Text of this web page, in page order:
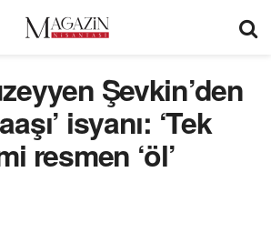
Şevkin’den
isyanı: ‘Tek
resmen ‘öl’